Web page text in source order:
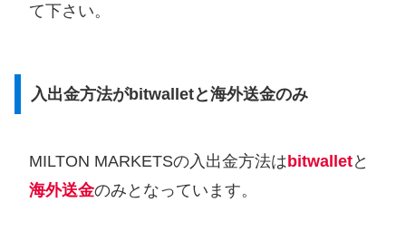
て下さい。
入出金方法がbitwalletと海外送金のみ
MILTON MARKETSの入出金方法はbitwalletと
海外送金のみとなっています。